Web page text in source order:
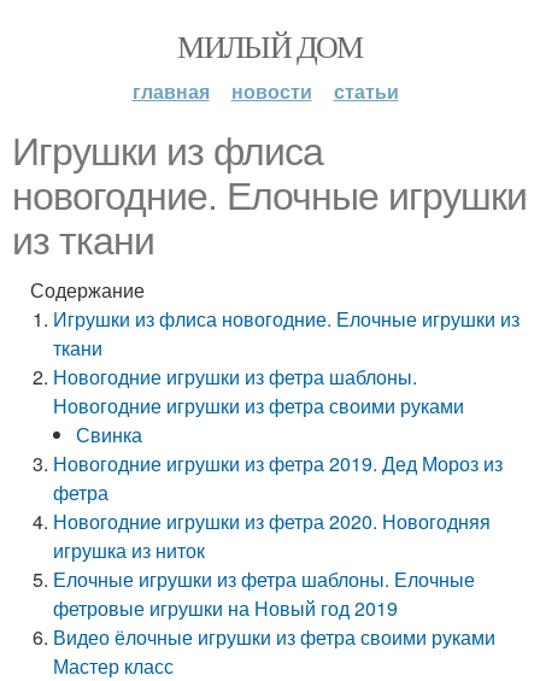
МИЛЫЙ ДОМ
главная новости статьи
Игрушки из флиса
новогодние. Елочные игрушки
из ткани
Содержание
Игрушки из флиса новогодние. Елочные игрушки из
ткани
Новогодние игрушки из фетра шаблоны.
Новогодние игрушки из фетра своими руками
Свинка
Новогодние игрушки из фетра 2019. Дед Мороз из
фетра
Новогодние игрушки из фетра 2020. Новогодняя
игрушка из ниток
Елочные игрушки из фетра шаблоны. Елочные
фетровые игрушки на Новый год 2019
Видео ёлочные игрушки из фетра своими руками
Мастер класс